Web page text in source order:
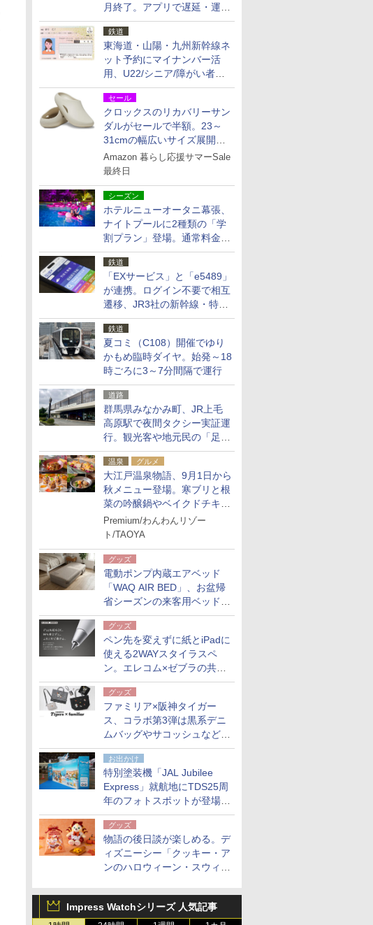
月終了。アプリで遅延・運休
も確認可能に
鉄道
東海道・山陽・九州新幹線ネ
ット予約にマイナンバー活
用、U22/シニア/障がい者割
を9月15日から発売
セール
クロックスのリカバリーサン
ダルがセールで半額。23～
31cmの幅広いサイズ展開、
独自のクッション素材を採用
Amazon 暮らし応援サマーSale
最終日
シーズン
ホテルニューオータニ幕張、
ナイトプールに2種類の「学
割プラン」登場。通常料金の
およそ半額でお得に夜活
鉄道
「EXサービス」と「e5489」
が連携。ログイン不要で相互
遷移、JR3社の新幹線・特急
予約をアプリで一括確認
鉄道
夏コミ（C108）開催でゆり
かもめ臨時ダイヤ。始発～18
時ごろに3～7分間隔で運行
道路
群馬県みなかみ町、JR上毛
高原駅で夜間タクシー実証運
行。観光客や地元民の「足が
ない」課題解消へ、木金土に
2台体制
温泉 グルメ
大江戸温泉物語、9月1日から
秋メニュー登場。寒ブリと根
菜の吟醸鍋やベイクドチキ
ン、ショコラ＆栗スイーツも
食べ放題に
Premium/わんわんリゾー
ト/TAOYA
グッズ
電動ポンプ内蔵エアベッド
「WAQ AIR BED」、お盆帰
省シーズンの来客用ベッドに
も。使用後は収納バッグでコ
ンパクトに保管
グッズ
ペン先を変えずに紙とiPadに
使える2WAYスタイラスペ
ン。エレコム×ゼブラの共同
開発
グッズ
ファミリア×阪神タイガー
ス、コラボ第3弾は黒系デニ
ムバッグやサコッシュなど6
点。8月21日オンラインスト
アで発売
お出かけ
特別塗装機「JAL Jubilee
Express」就航地にTDS25周
年のフォトスポットが登場。
10月末まで青森空港に
グッズ
物語の後日談が楽しめる。デ
ィズニーシー「クッキー・ア
ンのハロウィーン・スウィー
開
Impress Watchシリーズ 人気記事